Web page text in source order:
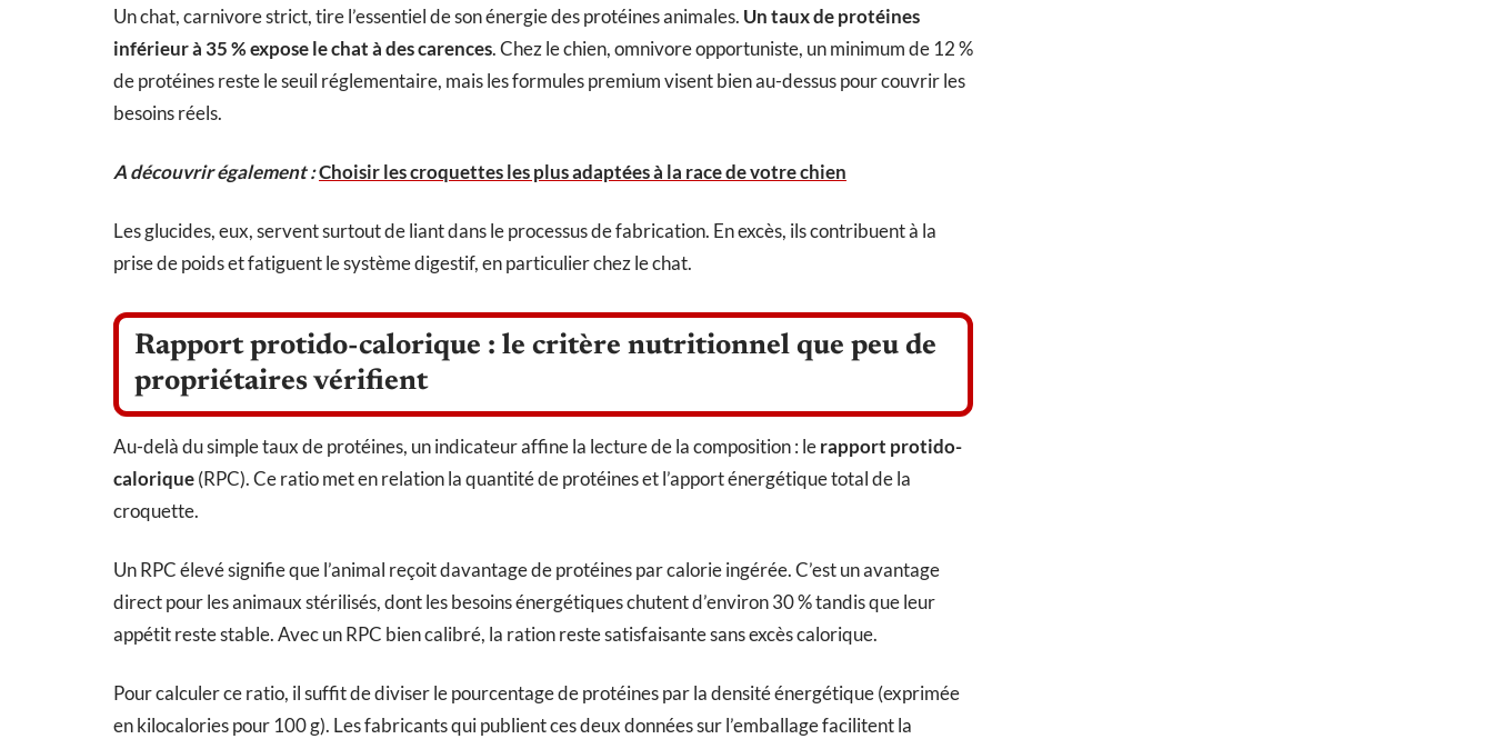
Un chat, carnivore strict, tire l’essentiel de son énergie des protéines animales. Un taux de protéines
inférieur à 35 % expose le chat à des carences. Chez le chien, omnivore opportuniste, un minimum de 12 %
de protéines reste le seuil réglementaire, mais les formules premium visent bien au-dessus pour couvrir les
besoins réels.
A découvrir également :Choisir les croquettes les plus adaptées à la race de votre chien
Les glucides, eux, servent surtout de liant dans le processus de fabrication. En excès, ils contribuent à la
prise de poids et fatiguent le système digestif, en particulier chez le chat.
Rapport protido-calorique : le critère nutritionnel que peu de
propriétaires vérifient
Au-delà du simple taux de protéines, un indicateur affine la lecture de la composition : lerapport protido-
calorique(RPC). Ce ratio met en relation la quantité de protéines et l’apport énergétique total de la
croquette.
Un RPC élevé signifie que l’animal reçoit davantage de protéines par calorie ingérée. C’est un avantage
direct pour les animaux stérilisés, dont les besoins énergétiques chutent d’environ 30 % tandis que leur
appétit reste stable. Avec un RPC bien calibré, la ration reste satisfaisante sans excès calorique.
Pour calculer ce ratio, il suffit de diviser le pourcentage de protéines par la densité énergétique (exprimée
en kilocalories pour 100 g). Les fabricants qui publient ces deux données sur l’emballage facilitent la